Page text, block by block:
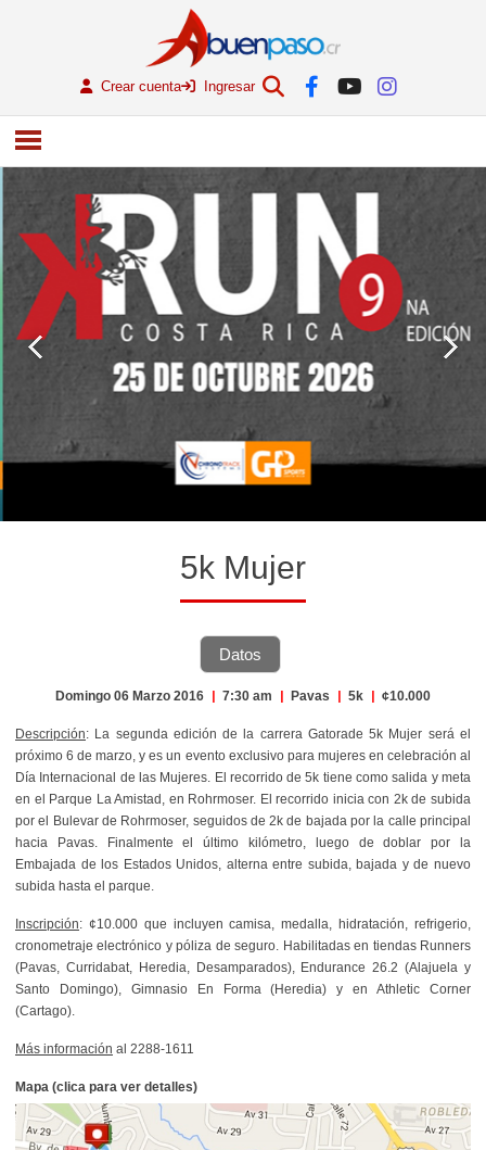
Crear cuenta Ingresar
5k Mujer
Datos
Domingo 06 Marzo 2016 | 7:30 am | Pavas | 5k | ¢10.000
Descripción: La segunda edición de la carrera Gatorade 5k Mujer será el
próximo 6 de marzo, y es un evento exclusivo para mujeres en celebración al
Día Internacional de las Mujeres. El recorrido de 5k tiene como salida y meta
en el Parque La Amistad, en Rohrmoser. El recorrido inicia con 2k de subida
por el Bulevar de Rohrmoser, seguidos de 2k de bajada por la calle principal
hacia Pavas. Finalmente el último kilómetro, luego de doblar por la
Embajada de los Estados Unidos, alterna entre subida, bajada y de nuevo
subida hasta el parque.
Inscripción: ¢10.000 que incluyen camisa, medalla, hidratación, refrigerio,
cronometraje electrónico y póliza de seguro. Habilitadas en tiendas Runners
(Pavas, Curridabat, Heredia, Desamparados), Endurance 26.2 (Alajuela y
Santo Domingo), Gimnasio En Forma (Heredia) y en Athletic Corner
(Cartago).
Más información al 2288-1611
Mapa (clica para ver detalles)